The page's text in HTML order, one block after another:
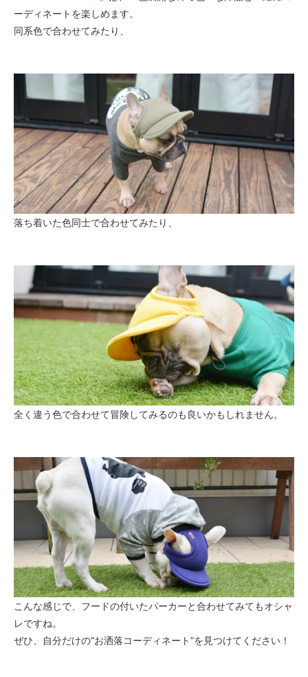
ーディネートを楽しめます。
同系色で合わせてみたり、
落ち着いた色同士で合わせてみたり、
全く違う色で合わせて冒険してみるのも良いかもしれません。
こんな感じで、フードの付いたパーカーと合わせてみてもオシャ
レですね。
ぜひ、自分だけの“お洒落コーディネート”を見つけてください！